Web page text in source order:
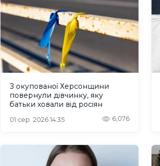
З окупованої Херсонщини
повернули дівчинку, яку
батьки ховали від росіян
01 сер. 2026 14:35 6,076